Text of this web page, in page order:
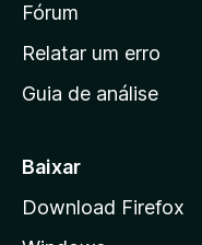
i
n
c
a
d
Fórum
Relatar um erro
Guia de análise
Baixar
Download Firefox